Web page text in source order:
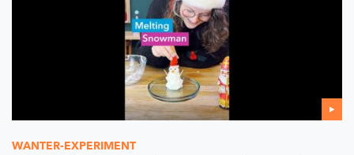
WANTER-EXPERIMENT